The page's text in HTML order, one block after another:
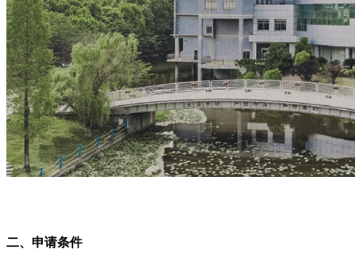
二、申请条件